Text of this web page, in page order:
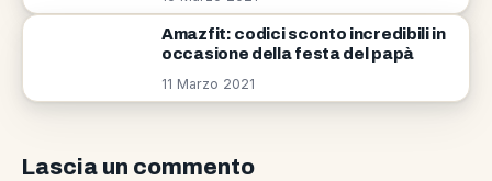
Amazfit: codici sconto incredibili in
occasione della festa del papà
11 Marzo 2021
Lascia un commento